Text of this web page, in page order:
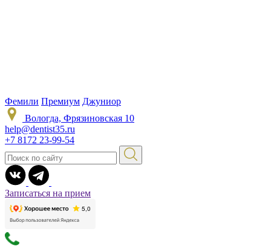
Фемили Премиум Джуниор
Вологда, Фрязиновская 10
help@dentist35.ru
+7 8172 23-99-54
Записаться на прием